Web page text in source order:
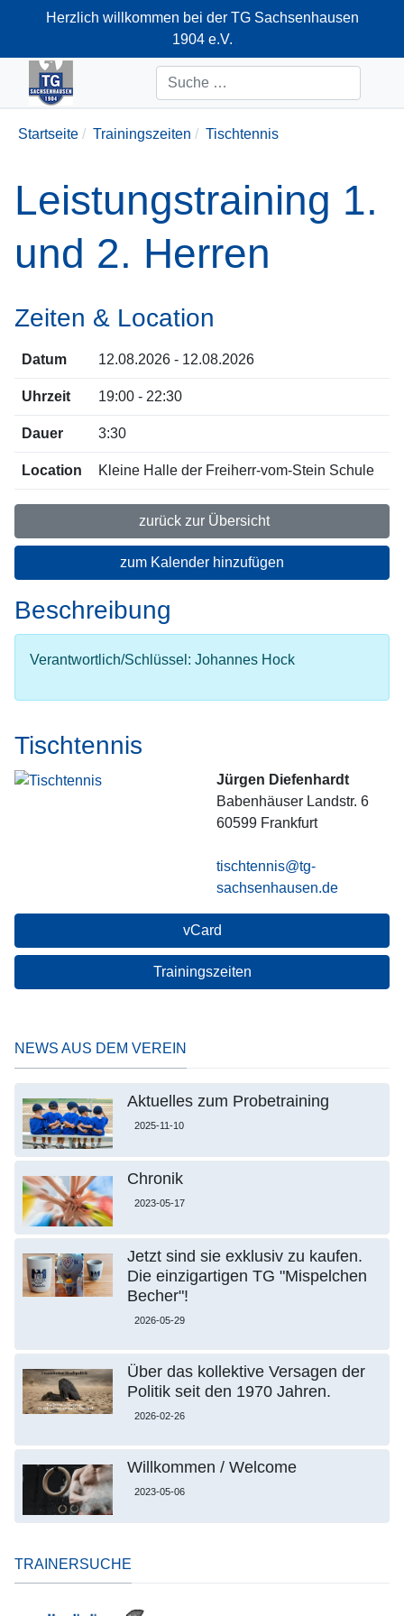
Herzlich willkommen bei der TG Sachsenhausen
1904 e.V.
+49-69-66374712
Suchen
Startseite Trainingszeiten Tischtennis
Leistungstraining 1.
und 2. Herren
Zeiten & Location
Datum 12.08.2026 - 12.08.2026
Uhrzeit 19:00 - 22:30
Dauer 3:30
Location Kleine Halle der Freiherr-vom-Stein Schule
zurück zur Übersicht
zum Kalender hinzufügen
Beschreibung
Verantwortlich/Schlüssel: Johannes Hock
Tischtennis
Jürgen Diefenhardt
Babenhäuser Landstr. 6
60599 Frankfurt
tischtennis@tg-
sachsenhausen.de
vCard
Trainingszeiten
NEWS AUS DEM VEREIN
Aktuelles zum Probetraining
2025-11-10
Chronik
2023-05-17
Jetzt sind sie exklusiv zu kaufen.
Die einzigartigen TG "Mispelchen
Becher"!
2026-05-29
Über das kollektive Versagen der
Politik seit den 1970 Jahren.
2026-02-26
Willkommen / Welcome
2023-05-06
TRAINERSUCHE